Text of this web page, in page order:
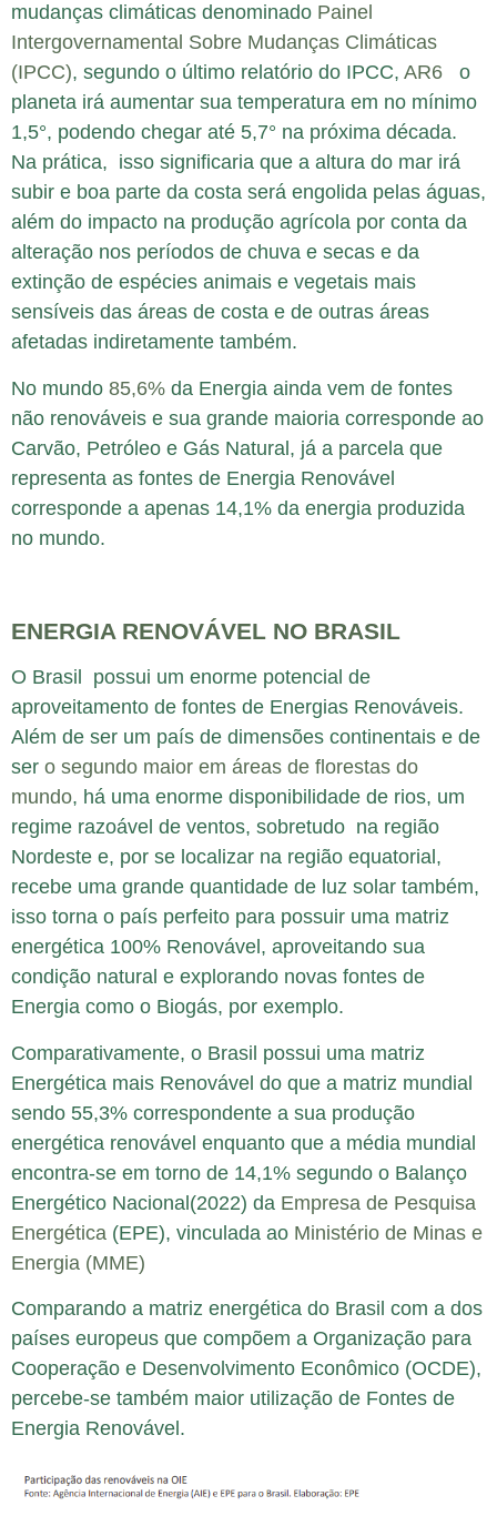
mudanças climáticas denominado Painel
Intergovernamental Sobre Mudanças Climáticas
(IPCC), segundo o último relatório do IPCC, AR6
o
planeta irá aumentar sua temperatura em no mínimo
1,5°, podendo chegar até 5,7° na próxima década.
Na prática, isso significaria que a altura do mar irá
subir e boa parte da costa será engolida pelas águas,
além do impacto na produção agrícola por conta da
alteração nos períodos de chuva e secas e da
extinção de espécies animais e vegetais mais
sensíveis das áreas de costa e de outras áreas
afetadas indiretamente também.
No mundo 85,6% da Energia ainda vem de fontes
não renováveis e sua grande maioria corresponde ao
Carvão, Petróleo e Gás Natural, já a parcela que
representa as fontes de Energia Renovável
corresponde a apenas 14,1% da energia produzida
no mundo.
ENERGIA RENOVÁVEL NO BRASIL
O Brasil possui um enorme potencial de
aproveitamento de fontes de Energias Renováveis.
Além de ser um país de dimensões continentais e de
ser o segundo maior em áreas de florestas do
mundo, há uma enorme disponibilidade de rios, um
regime razoável de ventos, sobretudo na região
Nordeste e, por se localizar na região equatorial,
recebe uma grande quantidade de luz solar também,
isso torna o país perfeito para possuir uma matriz
energética 100% Renovável, aproveitando sua
condição natural e explorando novas fontes de
Energia como o Biogás, por exemplo.
Comparativamente, o Brasil possui uma matriz
Energética mais Renovável do que a matriz mundial
sendo 55,3% correspondente a sua produção
energética renovável enquanto que a média mundial
encontra-se em torno de 14,1% segundo o Balanço
Energético Nacional(2022) da Empresa de Pesquisa
Energética (EPE), vinculada ao Ministério de Minas e
Energia (MME)
Comparando a matriz energética do Brasil com a dos
países europeus que compõem a Organização para
Cooperação e Desenvolvimento Econômico (OCDE),
percebe-se também maior utilização de Fontes de
Energia Renovável.